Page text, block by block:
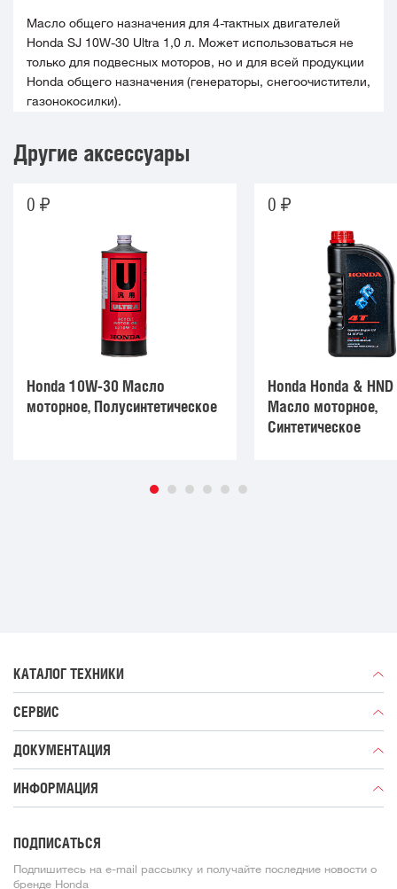
Масло общего назначения для 4-тактных двигателей
Honda SJ 10W-30 Ultra 1,0 л. Может использоваться не
только для подвесных моторов, но и для всей продукции
Honda общего назначения (генераторы, снегоочистители,
газонокосилки).
Другие аксессуары
0
Honda 10W-30 Масло
моторное, Полусинтетическое
0
Honda Honda &
Масло моторное,
Синтетическое
КАТАЛОГ ТЕХНИКИ
Газонокосилки
Аккумуляторная техника
СЕРВИС
Гарантия
ДОКУМЕНТАЦИЯ
Руководства
ИНФОРМАЦИЯ
Дилеры
Обратная связь
ПОДПИСАТЬСЯ
Подпишитесь на e-mail рассылку и получайте последние новости о
бренде Honda